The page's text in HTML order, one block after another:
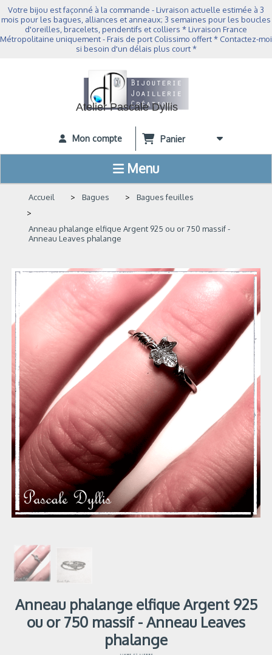
Votre bijou est façonné à la commande - Livraison actuelle estimée à 3
mois pour les bagues, alliances et anneaux; 3 semaines pour les boucles
d'oreilles, bracelets, pendentifs et colliers * Livraison France
Métropolitaine uniquement - Frais de port Colissimo offert * Contactez-moi
si besoin d'un délais plus court *
Atelier Pascale Dyllis
Mon compte Panier
Menu
Accueil Bagues Bagues feuilles
Anneau phalange elfique Argent 925 ou or 750 massif -
Anneau Leaves phalange
Anneau phalange elfique Argent 925
ou or 750 massif - Anneau Leaves
phalange
Panneau de gestion des cookies